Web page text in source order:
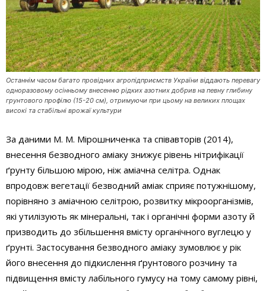
Останнім часом багато провідних агропідприємств України віддають перевагу
одноразовому осінньому внесенню рідких азотних добрив на певну глибину
грунтового профілю (15-20 см), отримуючи при цьому на великих площах
високі та стабільні врожаї культури
За даними М. М. Мірошниченка та співавторів (2014),
внесення безводного аміаку знижує рівень нітрифікації
ґрунту більшою мірою, ніж аміачна селітра. Однак
впродовж вегетації безводний аміак сприяє потужнішому,
порівняно з аміачною селітрою, розвитку мікроорганізмів,
які утилізують як мінеральні, так і органічні форми азоту й
призводить до збільшення вмісту органічного вуглецю у
ґрунті. Застосування безводного аміаку зумовлює у рік
його внесення до підкислення ґрунтового розчину та
підвищення вмісту лабільного гумусу на тому самому рівні,